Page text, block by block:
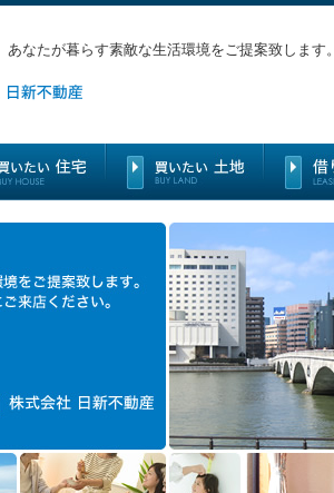
なたが暮らす素敵な生活環境をご提案致します。